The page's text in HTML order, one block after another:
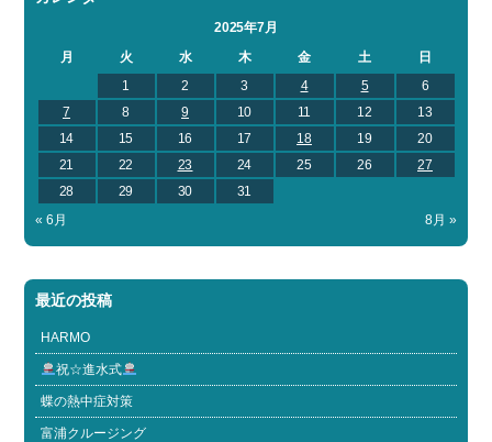
2025年7月
月
火 水 木 金 土
日
1
2 3 4 5
6
7
8 9 10 11 12
13
14
15 16 17 18 19
20
21
22 23 24 25 26
27
28
29 30
31
« 6月
8月 »
最近の投稿
HARMO
祝☆進水式
蝶の熱中症対策
富浦クルージング